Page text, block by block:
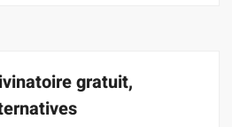
gratuit,